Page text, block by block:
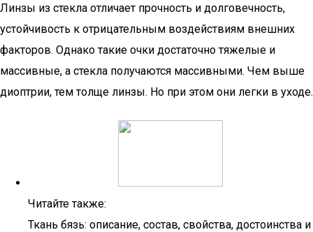
Линзы из стекла отличает прочность и долговечность,
устойчивость к отрицательным воздействиям внешних
факторов. Однако такие очки достаточно тяжелые и
массивные, а стекла получаются массивными. Чем выше
диоптрии, тем толще линзы. Но при этом они легки в уходе.
Читайте также:
Ткань бязь: описание, состав, свойства, достоинства и